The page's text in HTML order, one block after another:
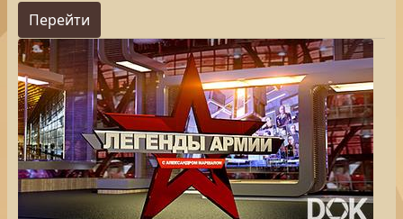
Перейти